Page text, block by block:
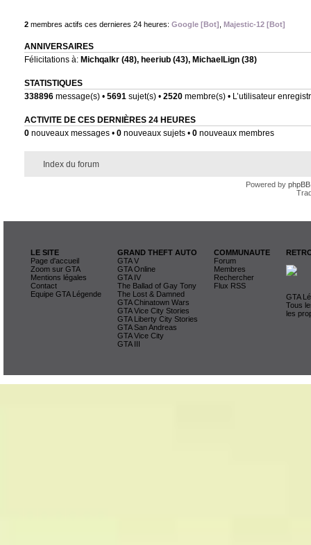
2membres actifs ces dernieres 24 heures: Google [Bot] Majestic-12 [Bot]
ANNIVERSAIRES
Félicitations à: Michqalkr(48), heeriub(43), MichaelLign(38)
STATISTIQUES
338896message(s) • 5691sujet(s) • 2520membre(s) • L’utilisateur
ACTIVITE DE CES DERNIÈRES 24 HEURES
0nouveaux messages • 0nouveaux sujets • 0nouveaux membres
Index du forum
Powered by phpBB
LE SITE
Page d'accueil
Zoom sur GTA
Mentions légales
Contact
Equipe GTA Légende
GRAND THEFT AUTO
GTA V
GTA Online
GTA IV
The Ballad of Gay Tony
The Lost & Damned
GTA Chinatown Wars
GTA Vice City Stories
GTA Liberty City Stories
GTA San Andreas
GTA Vice City
GTA III
COMMUNAUTE
Forum
Membres
Rechercher
Flux RSS
GTA
Tous
les